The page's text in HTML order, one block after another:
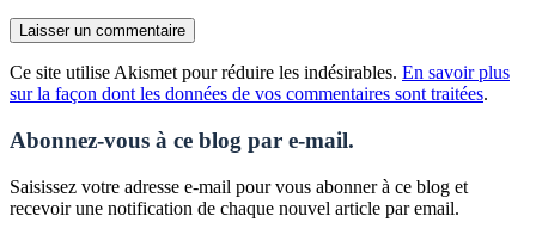
Ce site utilise Akismet pour réduire les indésirables. En savoir plus
sur la façon dont les données de vos commentaires sont traitées.
Abonnez-vous à ce blog par e-mail.
Saisissez votre adresse e-mail pour vous abonner à ce blog et
recevoir une notification de chaque nouvel article par email.